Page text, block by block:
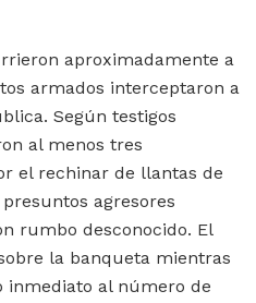
aproximadamente a
armados interceptaron a
Según testigos
al menos tres
el rechinar de llantas de
agresores
rumbo desconocido. El
la banqueta mientras
inmediato al número de